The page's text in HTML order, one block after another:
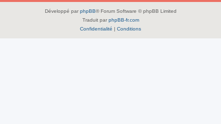
Développé par phpBB® Forum Software © phpBB Limited
Traduit par phpBB-fr.com
Confidentialité | Conditions